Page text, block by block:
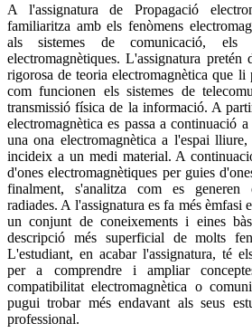
A l'assignatura de Propagació
familiaritza amb els fenòmens
als sistemes de comunicació, els
electromagnètiques. L'assignatura pretén
rigorosa de teoria electromagnètica que li
com funcionen els sistemes de
transmissió física de la informació. A
electromagnètica es passa a continuació
una ona electromagnètica a l'espai
incideix a un medi material. A
d'ones electromagnètiques per guies
finalment, s'analitza com es generen
radiades. A l'assignatura es fa més èmfasi
un conjunt de coneixements i eines
descripció més superficial de molts
L'estudiant, en acabar l'assignatura, té
per a comprendre i ampliar
compatibilitat electromagnètica o
pugui trobar més endavant als seus
professional.